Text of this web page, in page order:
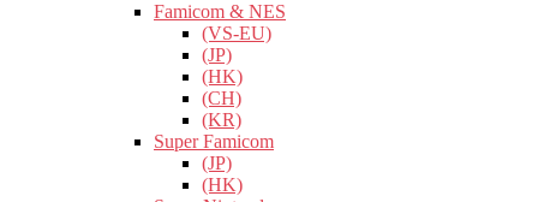
Famicom & NES
(VS-EU)
(JP)
(HK)
(CH)
(KR)
Super Famicom
(JP)
(HK)